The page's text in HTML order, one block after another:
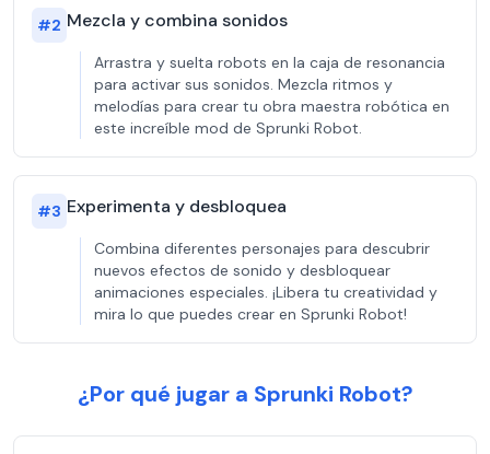
#2 Mezcla y combina sonidos
Arrastra y suelta robots en la caja de resonancia
para activar sus sonidos. Mezcla ritmos y
melodías para crear tu obra maestra robótica en
este increíble mod de Sprunki Robot.
#3 Experimenta y desbloquea
Combina diferentes personajes para descubrir
nuevos efectos de sonido y desbloquear
animaciones especiales. ¡Libera tu creatividad y
mira lo que puedes crear en Sprunki Robot!
¿Por qué jugar a Sprunki Robot?